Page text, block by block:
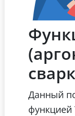
Данный
функцией